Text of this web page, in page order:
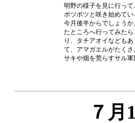
明野の様子を見に行っ
ポツポツと咲き始めて
今月後半からでしょう
たところへ行ってみた
り、タチアオイなども
て、アマガエルがたく
７月